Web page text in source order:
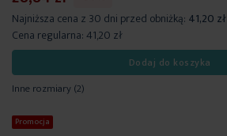
Najniższa cena z 30 dni przed obniżką: 41,20 zł
Cena regularna:41,20 zł
Dodaj do koszyka
Inne rozmiary(2)
Promocja